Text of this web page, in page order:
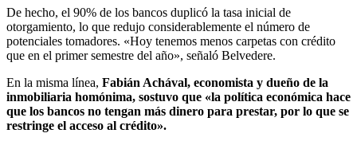
De hecho, el 90% de los bancos duplicó la tasa inicial de
otorgamiento, lo que redujo considerablemente el número de
potenciales tomadores. «Hoy tenemos menos carpetas con crédito
que en el primer semestre del año», señaló Belvedere.
En la misma línea, Fabián Achával, economista y dueño de la
inmobiliaria homónima, sostuvo que «la política económica hace
que los bancos no tengan más dinero para prestar, por lo que se
restringe el acceso al crédito».